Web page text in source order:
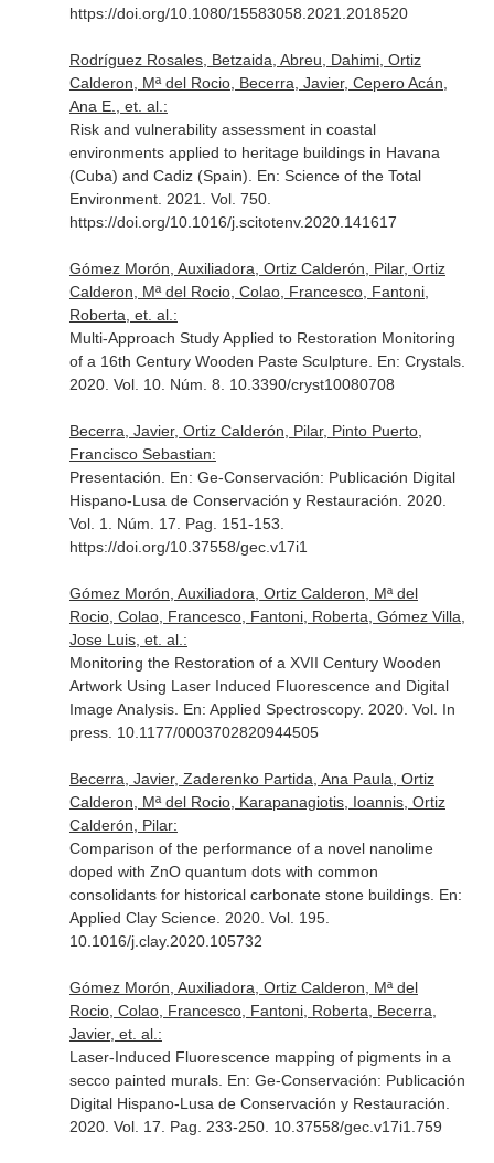
https://doi.org/10.1080/15583058.2021.2018520
Rodríguez Rosales, Betzaida, Abreu, Dahimi, Ortiz
Calderon, Mª del Rocio, Becerra, Javier, Cepero Acán,
Ana E., et. al.:
Risk and vulnerability assessment in coastal
environments applied to heritage buildings in Havana
(Cuba) and Cadiz (Spain). En: Science of the Total
Environment. 2021. Vol. 750.
https://doi.org/10.1016/j.scitotenv.2020.141617
Gómez Morón, Auxiliadora, Ortiz Calderón, Pilar, Ortiz
Calderon, Mª del Rocio, Colao, Francesco, Fantoni,
Roberta, et. al.:
Multi-Approach Study Applied to Restoration Monitoring
of a 16th Century Wooden Paste Sculpture. En: Crystals.
2020. Vol. 10. Núm. 8. 10.3390/cryst10080708
Becerra, Javier, Ortiz Calderón, Pilar, Pinto Puerto,
Francisco Sebastian:
Presentación. En: Ge-Conservación: Publicación Digital
Hispano-Lusa de Conservación y Restauración . 2020.
Vol. 1. Núm. 17. Pag. 151-153.
https://doi.org/10.37558/gec.v17i1
Gómez Morón, Auxiliadora, Ortiz Calderon, Mª del
Rocio, Colao, Francesco, Fantoni, Roberta, Gómez Villa,
Jose Luis, et. al.:
Monitoring the Restoration of a XVII Century Wooden
Artwork Using Laser Induced Fluorescence and Digital
Image Analysis. En: Applied Spectroscopy. 2020. Vol. In
press. 10.1177/0003702820944505
Becerra, Javier, Zaderenko Partida, Ana Paula, Ortiz
Calderon, Mª del Rocio, Karapanagiotis, Ioannis, Ortiz
Calderón, Pilar:
Comparison of the performance of a novel nanolime
doped with ZnO quantum dots with common
consolidants for historical carbonate stone buildings. En:
Applied Clay Science. 2020. Vol. 195.
10.1016/j.clay.2020.105732
Gómez Morón, Auxiliadora, Ortiz Calderon, Mª del
Rocio, Colao, Francesco, Fantoni, Roberta, Becerra,
Javier, et. al.:
Laser-Induced Fluorescence mapping of pigments in a
secco painted murals. En: Ge-Conservación: Publicación
Digital Hispano-Lusa de Conservación y Restauración
2020. Vol. 17. Pag. 233-250. 10.37558/gec.v17i1.759